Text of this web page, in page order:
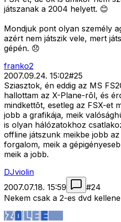
játszanak a 2004 helyett. 😊
Mondjuk pont olyan személy
azért nem játszik vele, mert
gépén. 😞
franko2
2007.09.24. 15:02#25
Sziasztok, én eddig az MS
hallottam az X-Plane-rõl, és
mindkettõt, esetleg az FSX-et
jobb a grafikája, meik
is olyan hálózatokhoz
offline játszunk meikbe jobb
forgalom, meik a
meik a jobb.
DJviolin
2007.07.18. 15:59
#24
Nekem csak a 2-es dvd